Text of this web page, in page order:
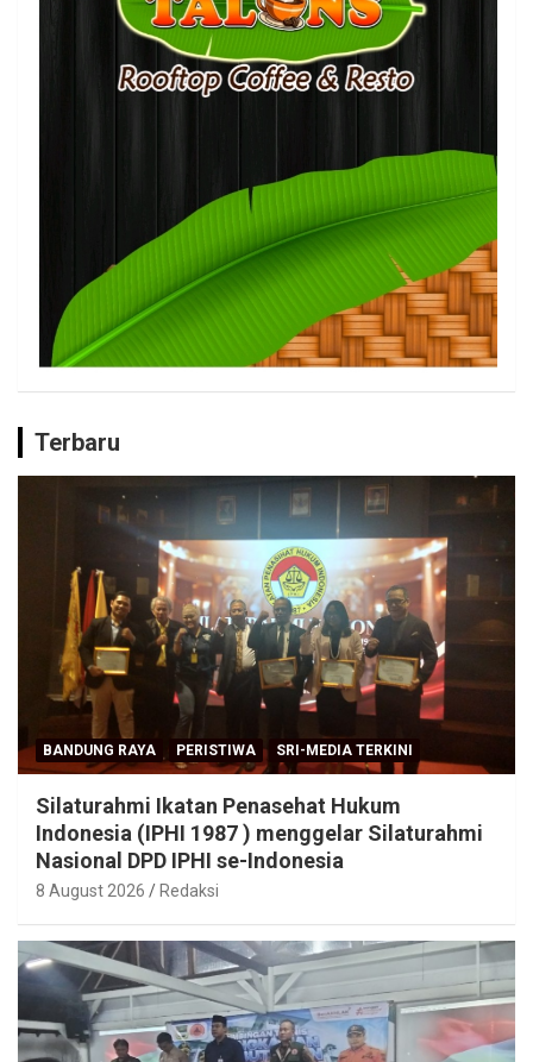
Terbaru
BANDUNG RAYA PERISTIWA SRI-MEDIA TERKINI
Silaturahmi Ikatan Penasehat Hukum
Indonesia (IPHI 1987 ) menggelar Silaturahmi
Nasional DPD IPHI se-Indonesia
8 August 2026 Redaksi